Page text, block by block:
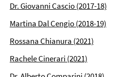
Dr. Giovanni Cascio (2017-18)
Martina Dal Cengio (2018-19)
Rossana Chianura (2021)
Rachele Cinerari (2021)